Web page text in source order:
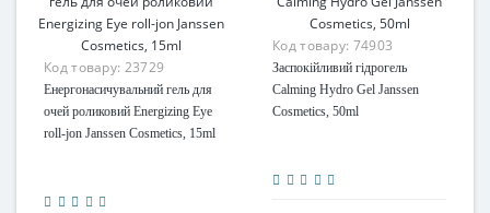
Код товару: 23729
Енергонасичувальний гель для
очей роликовий Energizing Eye
roll-jon Janssen Cosmetics, 15ml
Код товару: 74903
Заспокійливий гідрогель
Calming Hydro Gel Janssen
Cosmetics, 50ml